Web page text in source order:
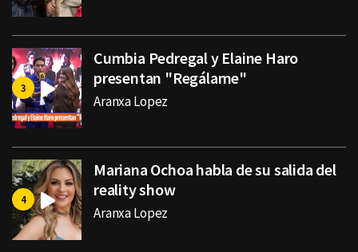
Cumbia Pedregal y Elaine Haro
presentan "Regálame"
Aranxa Lopez
Mariana Ochoa habla de su salida del
reality show
Aranxa Lopez